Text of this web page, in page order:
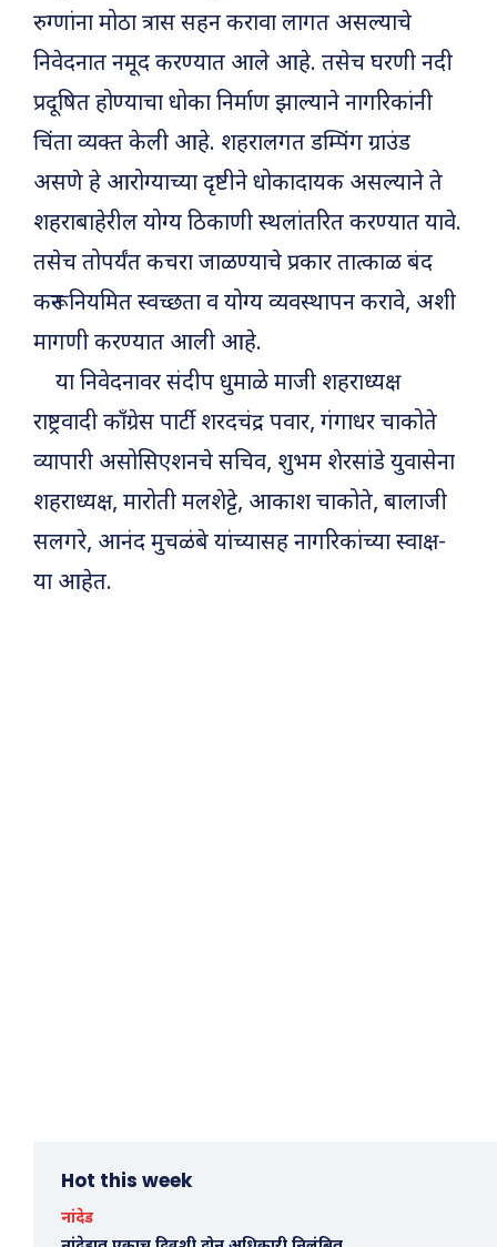
रुग्णांना मोठा त्रास सहन करावा लागत असल्याचे
निवेदनात नमूद करण्यात आले आहे. तसेच घरणी नदी
प्रदूषित होण्याचा धोका निर्माण झाल्याने नागरिकांनी
चिंता व्यक्त केली आहे. शहरालगत डम्पिंग ग्राउंड
असणे हे आरोग्याच्या दृष्टीने धोकादायक असल्याने ते
शहराबाहेरील योग्य ठिकाणी स्थलांतरित करण्यात यावे.
तसेच तोपर्यंत कचरा जाळण्याचे प्रकार तात्काळ बंद
करून नियमित स्वच्छता व योग्य व्यवस्थापन करावे, अशी
मागणी करण्यात आली आहे.
या निवेदनावर संदीप धुमाळे माजी शहराध्यक्ष
राष्ट्रवादी काँग्रेस पार्टी शरदचंद्र पवार, गंगाधर चाकोते
व्यापारी असोसिएशनचे सचिव, शुभम शेरसांडे युवासेना
शहराध्यक्ष, मारोती मलशेट्टे, आकाश चाकोते, बालाजी
सलगरे, आनंद मुचळंबे यांच्यासह नागरिकांच्या स्वाक्ष-
या आहेत.
Hot this week
नांदेड